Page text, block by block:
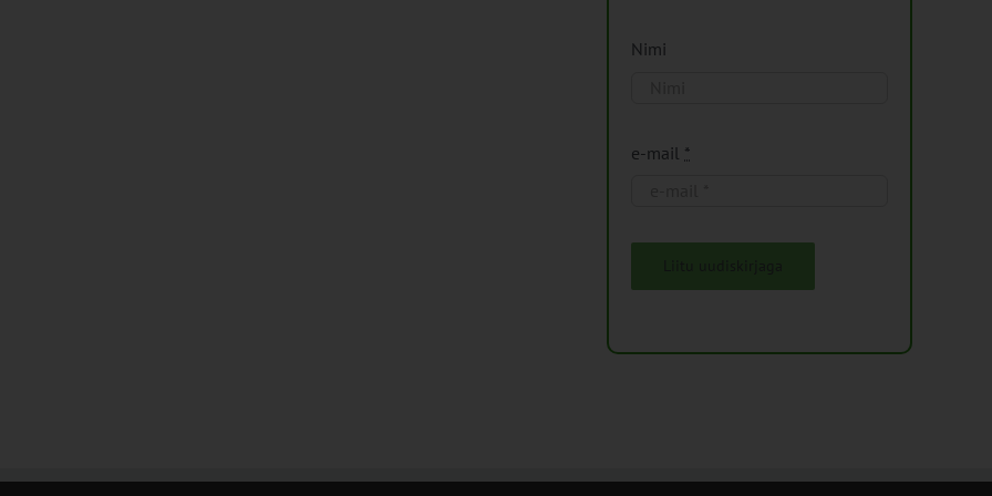
Nimi
e-mail *